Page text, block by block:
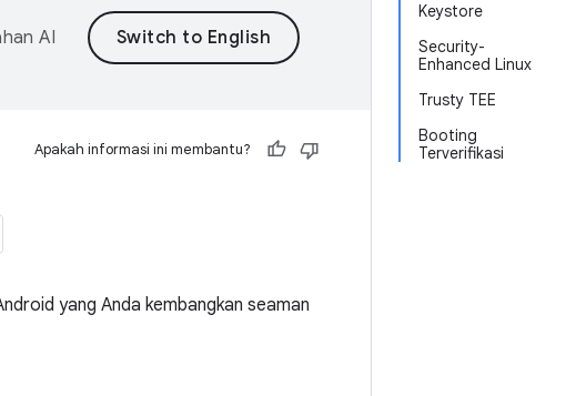
Keystore
Security-
Enhanced Linux
Trusty TEE
Booting
Terverifikasi
AI
Apakah informasi ini membantu?
yang Anda kembangkan seaman